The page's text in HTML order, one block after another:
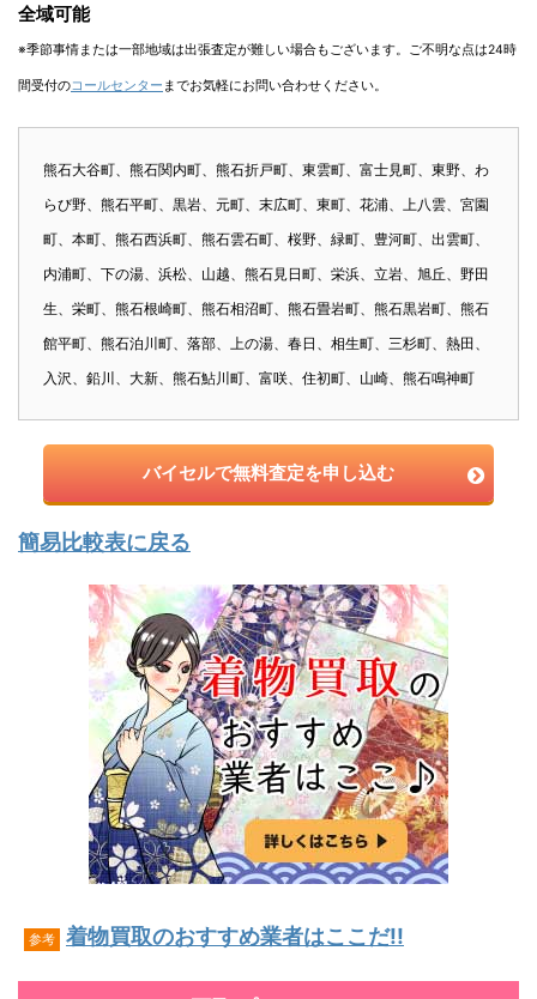
全域可能
※季節事情または一部地域は出張査定が難しい場合もございます。ご不明な点は24時
間受付のコールセンター までお気軽にお問い合わせください。
熊石大谷町、熊石関内町、熊石折戸町、東雲町、富士見町、東野、わ
らび野、熊石平町、黒岩、元町、末広町、東町、花浦、上八雲、宮園
町、本町、熊石西浜町、熊石雲石町、桜野、緑町、豊河町、出雲町、
内浦町、下の湯、浜松、山越、熊石見日町、栄浜、立岩、旭丘、野田
生、栄町、熊石根崎町、熊石相沼町、熊石畳岩町、熊石黒岩町、熊石
館平町、熊石泊川町、落部、上の湯、春日、相生町、三杉町、熱田、
入沢、鉛川、大新、熊石鮎川町、富咲、住初町、山崎、熊石鳴神町
バイセルで無料査定を申し込む
簡易比較表に戻る
参考 着物買取のおすすめ業者はここだ!!